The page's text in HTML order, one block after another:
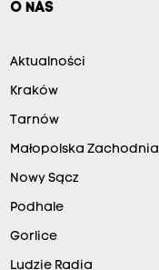
O NAS
Aktualności
Kraków
Tarnów
Małopolska Zachodnia
Nowy Sącz
Podhale
Gorlice
Ludzie Radia